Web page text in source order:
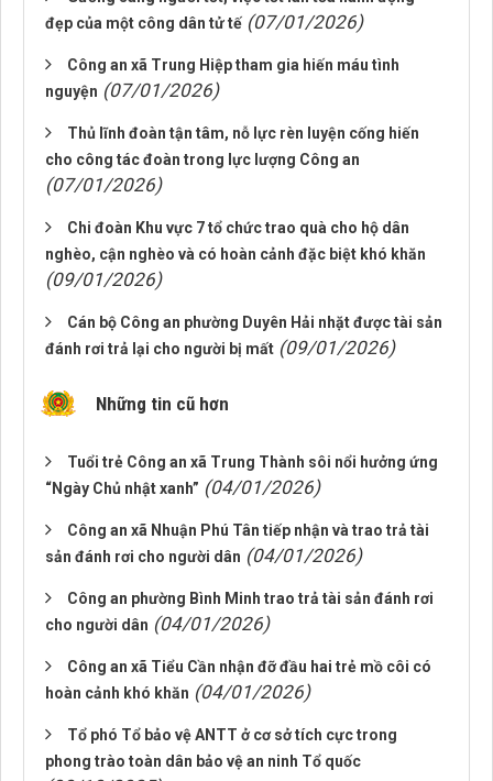
đẹp của một công dân tử tế (07/01/2026)
Công an xã Trung Hiệp tham gia hiến máu tình
nguyện (07/01/2026)
Thủ lĩnh đoàn tận tâm, nỗ lực rèn luyện cống hiến
cho công tác đoàn trong lực lượng Công an
(07/01/2026)
Chi đoàn Khu vực 7 tổ chức trao quà cho hộ dân
nghèo, cận nghèo và có hoàn cảnh đặc biệt khó khăn
(09/01/2026)
Cán bộ Công an phường Duyên Hải nhặt được tài sản
đánh rơi trả lại cho người bị mất (09/01/2026)
Những tin cũ hơn
Tuổi trẻ Công an xã Trung Thành sôi nổi hưởng ứng
“Ngày Chủ nhật xanh” (04/01/2026)
Công an xã Nhuận Phú Tân tiếp nhận và trao trả tài
sản đánh rơi cho người dân (04/01/2026)
Công an phường Bình Minh trao trả tài sản đánh rơi
cho người dân (04/01/2026)
Công an xã Tiểu Cần nhận đỡ đầu hai trẻ mồ côi có
hoàn cảnh khó khăn (04/01/2026)
Tổ phó Tổ bảo vệ ANTT ở cơ sở tích cực trong
phong trào toàn dân bảo vệ an ninh Tổ quốc